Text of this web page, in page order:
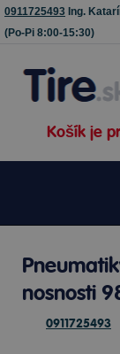
0911725493 Ing.
(Po-Pi 8:00-15:30)
Košík je
nosnosti
0911725493